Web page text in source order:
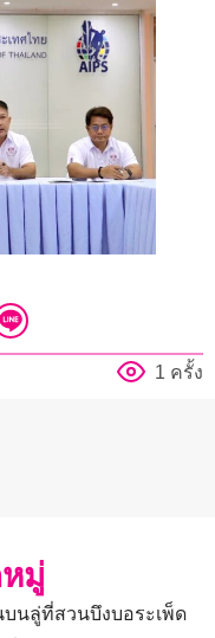
1 ครั้ง
มู่
บนลู่ที่สวนบึงบอระเพ็ด